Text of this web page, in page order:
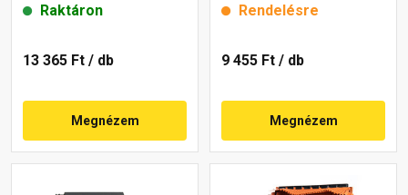
Raktáron
13 365 Ft / db
Megnézem
Rendelésre
9 455 Ft / db
Megnézem